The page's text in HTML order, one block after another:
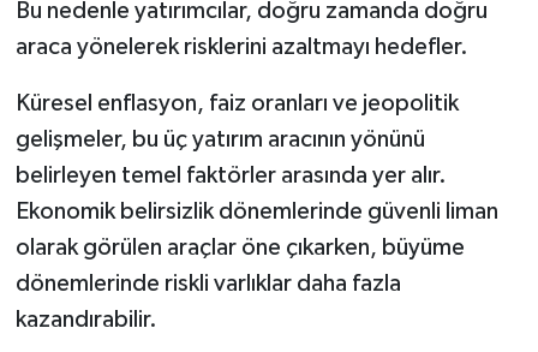
Bu nedenle yatırımcılar, doğru zamanda doğru
araca yönelerek risklerini azaltmayı hedefler.
Küresel enflasyon, faiz oranları ve jeopolitik
gelişmeler, bu üç yatırım aracının yönünü
belirleyen temel faktörler arasında yer alır.
Ekonomik belirsizlik dönemlerinde güvenli liman
olarak görülen araçlar öne çıkarken, büyüme
dönemlerinde riskli varlıklar daha fazla
kazandırabilir.